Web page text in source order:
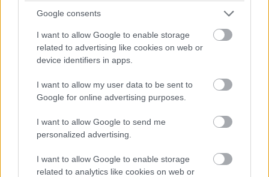
Google consents
I want to allow Google to enable storage
related to advertising like cookies on web or
device identifiers in apps.
I want to allow my user data to be sent to
Google for online advertising purposes.
I want to allow Google to send me
personalized advertising.
I want to allow Google to enable storage
related to analytics like cookies on web or
kvitnúci a voňavý okrasný ker. Altán si vyberajte aj podľa
toho, či ho budete používať celoročne, alebo len v lete –
steny môžu byť otvorené alebo uzavreté, počas zimy ho
korene MONSTERY
V obývacej izbe máme nádherný exemplár monstery.
Má krásne veľké listy, ale jej vzdušné korene pôsobia